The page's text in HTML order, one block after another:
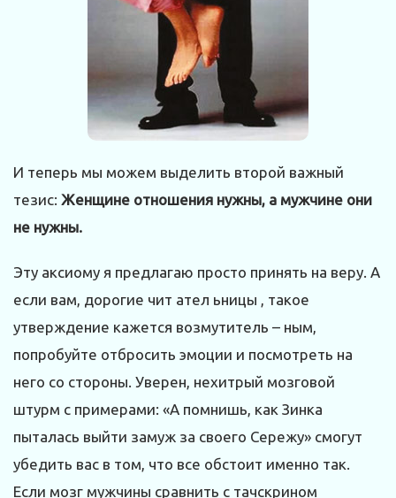
И теперь мы можем выделить второй важный
тезис: Женщине отношения нужны, а мужчине они
не нужны.
Эту аксиому я предлагаю просто принять на веру. А
если вам, дорогие чит ател ьницы , такое
утверждение кажется возмутитель – ным,
попробуйте отбросить эмоции и посмотреть на
него со стороны. Уверен, нехитрый мозговой
штурм с примерами: «А помнишь, как Зинка
пыталась выйти замуж за своего Сережу» смогут
убедить вас в том, что все обстоит именно так.
Если мозг мужчины сравнить с тачскрином